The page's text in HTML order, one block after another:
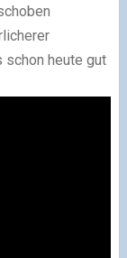
schon heute gut